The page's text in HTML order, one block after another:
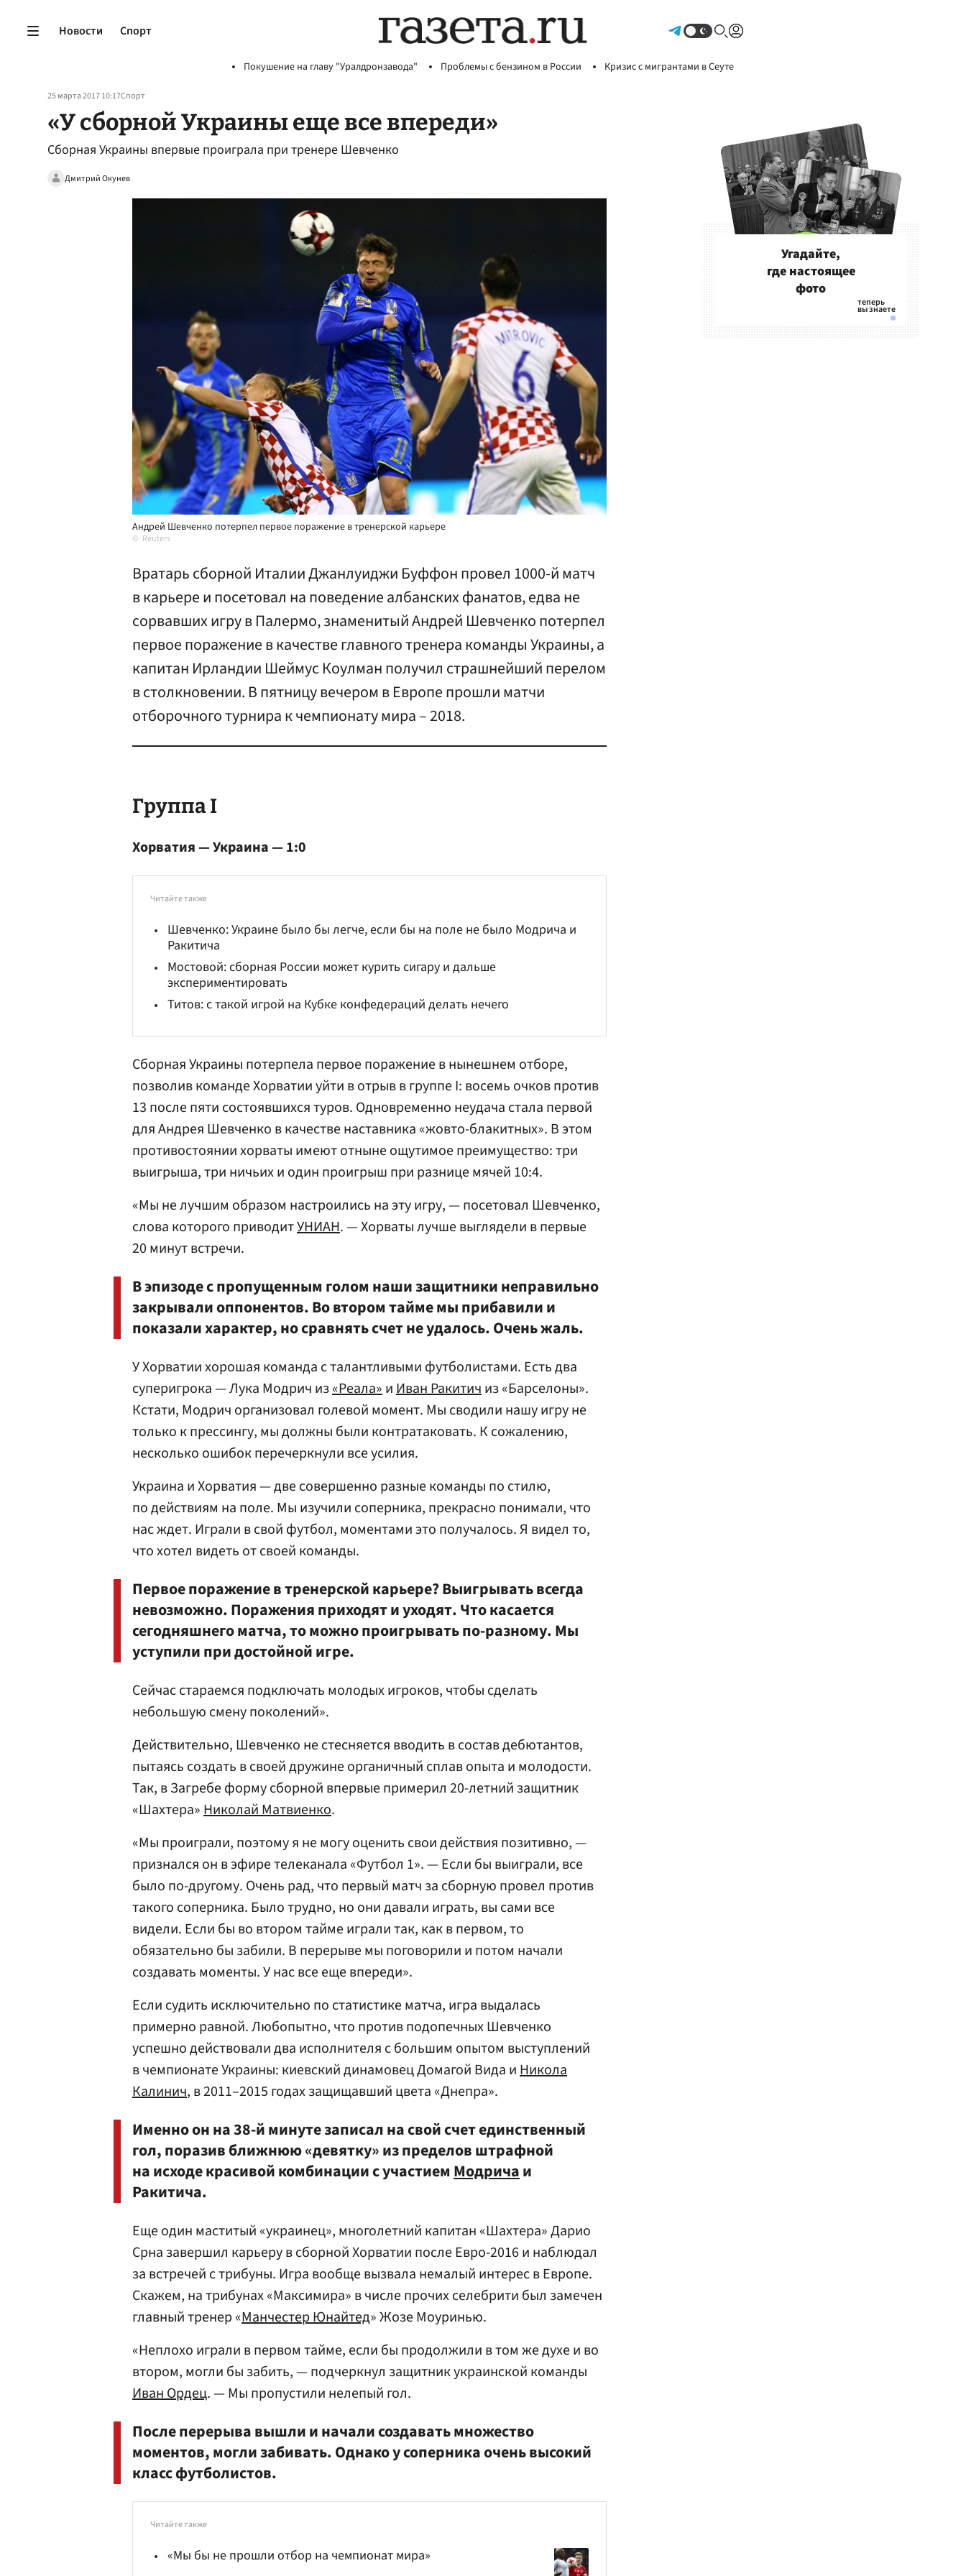
Новости Спорт
Покушение на главу "Уралдронзавода" Проблемы с бензином в России Кризис с мигрантами в Сеуте
25 марта 2017 10:17Спорт
«У сборной Украины еще все впереди»
Сборная Украины впервые проиграла при тренере Шевченко
Дмитрий Окунев
Андрей Шевченко потерпел первое поражение в тренерской карьере
Reuters
Вратарь сборной Италии Джанлуиджи Буффон провел 1000-й матч
в карьере и посетовал на поведение албанских фанатов, едва не
сорвавших игру в Палермо, знаменитый Андрей Шевченко потерпел
первое поражение в качестве главного тренера команды Украины, а
капитан Ирландии Шеймус Коулман получил страшнейший перелом
в столкновении. В пятницу вечером в Европе прошли матчи
отборочного турнира к чемпионату мира – 2018.
Группа I
Хорватия — Украина — 1:0
Читайте также
Шевченко: Украине было бы легче, если бы на поле не было Модрича и
Ракитича
Мостовой: сборная России может курить сигару и дальше
экспериментировать
Титов: с такой игрой на Кубке конфедераций делать нечего
Сборная Украины потерпела первое поражение в нынешнем отборе,
позволив команде Хорватии уйти в отрыв в группе I: восемь очков против
13 после пяти состоявшихся туров. Одновременно неудача стала первой
для Андрея Шевченко в качестве наставника «жовто-блакитных». В этом
противостоянии хорваты имеют отныне ощутимое преимущество: три
выигрыша, три ничьих и один проигрыш при разнице мячей 10:4.
«Мы не лучшим образом настроились на эту игру, — посетовал Шевченко,
слова которого приводитУНИАН. — Хорваты лучше выглядели в первые
20 минут встречи.
В эпизоде с пропущенным голом наши защитники неправильно
закрывали оппонентов. Во втором тайме мы прибавили и
показали характер, но сравнять счет не удалось. Очень жаль.
У Хорватии хорошая команда с талантливыми футболистами. Есть два
суперигрока — Лука Модрич из«Реала»иИван Ракитичиз «Барселоны».
Кстати, Модрич организовал голевой момент. Мы сводили нашу игру не
только к прессингу, мы должны были контратаковать. К сожалению,
несколько ошибок перечеркнули все усилия.
Украина и Хорватия — две совершенно разные команды по стилю,
по действиям на поле. Мы изучили соперника, прекрасно понимали, что
нас ждет. Играли в свой футбол, моментами это получалось. Я видел то,
что хотел видеть от своей команды.
Первое поражение в тренерской карьере? Выигрывать всегда
невозможно. Поражения приходят и уходят. Что касается
сегодняшнего матча, то можно проигрывать по-разному. Мы
уступили при достойной игре.
Сейчас стараемся подключать молодых игроков, чтобы сделать
небольшую смену поколений».
Действительно, Шевченко не стесняется вводить в состав дебютантов,
пытаясь создать в своей дружине органичный сплав опыта и молодости.
Так, в Загребе форму сборной впервые примерил 20-летний защитник
«Шахтера»Николай Матвиенко.
«Мы проиграли, поэтому я не могу оценить свои действия позитивно, —
признался он в эфире телеканала «Футбол 1». — Если бы выиграли, все
было по-другому. Очень рад, что первый матч за сборную провел против
такого соперника. Было трудно, но они давали играть, вы сами все
видели. Если бы во втором тайме играли так, как в первом, то
обязательно бы забили. В перерыве мы поговорили и потом начали
создавать моменты. У нас все еще впереди».
Если судить исключительно по статистике матча, игра выдалась
примерно равной. Любопытно, что против подопечных Шевченко
успешно действовали два исполнителя с большим опытом выступлений
в чемпионате Украины: киевский динамовец Домагой Вида иНикола
Калинич, в 2011–2015 годах защищавший цвета «Днепра».
Именно он на 38-й минуте записал на свой счет единственный
гол, поразив ближнюю «девятку» из пределов штрафной
на исходе красивой комбинации с участием Модричаи
Ракитича.
Еще один маститый «украинец», многолетний капитан «Шахтера» Дарио
Срна завершил карьеру в сборной Хорватии после Евро-2016 и наблюдал
за встречей с трибуны. Игра вообще вызвала немалый интерес в Европе.
Скажем, на трибунах «Максимира» в числе прочих селебрити был замечен
главный тренер «Манчестер Юнайтед» Жозе Моуринью.
«Неплохо играли в первом тайме, если бы продолжили в том же духе и во
втором, могли бы забить, — подчеркнул защитник украинской команды
Иван Ордец. — Мы пропустили нелепый гол.
После перерыва вышли и начали создавать множество
моментов, могли забивать. Однако у соперника очень высокий
класс футболистов.
Читайте также
«Мы бы не прошли отбор на чемпионат мира»
Угадайте,
где настоящее
фото